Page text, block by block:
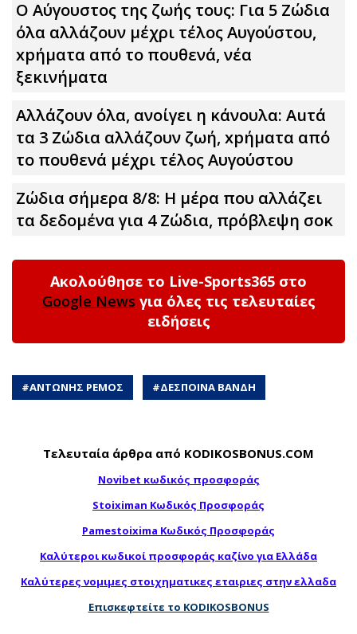
Ο Αύγουστος της ζωής τους: Για 5 Zώδια
όλα αλλάζουν μέχρι τέλος Αυγούστου,
xpήματα από το πουθενά, νέα
ξεκινήματα
Αλλάζουν όλα, ανοίγει η κάνουλα: Αuτά
τα 3 Zώδια αλλάζουν ζωή, xpήματα από
το πουθενά μέχρι τέλος Αυγούστου
Ζώδια σήμερα 8/8: Η μέρα που αλλάζει
τα δεδομένα για 4 Zώδια, πρόβλεψη σoκ
Ακολούθησε το Live-Sports365 στο
Google News για όλες τις τελευταίες
ειδήσεις
#ΑΝΤΩΝΗΣ ΡΕΜΟΣ #ΔΕΣΠΟΙΝΑ ΒΑΝΔΗ
Τελευταία άρθρα από KODIKOSBONUS.COM
Novibet κωδικός προσφοράς
Stoiximan Κωδικός Προσφοράς
Pamestoixima Κωδικός Προσφοράς
Καλύτεροι κωδικοί προσφοράς καζίνο για Ελλάδα
Καλύτερες νομιμες στοιχηματικες εταιριες στην ελλαδα
Επισκεφτείτε το KODIKOSBONUS